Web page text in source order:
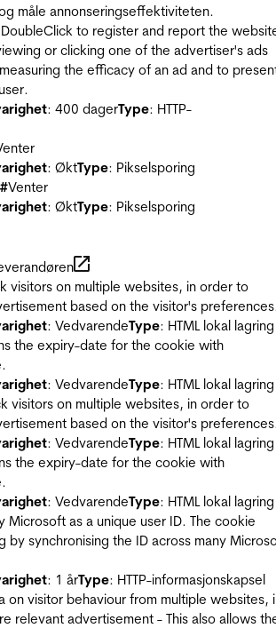
måle annonseringseffektiviteten.
to register and report the
or clicking one of the advertiser's ads
the efficacy of an ad and to
: 400 dagerType: HTTP-
: ØktType: Pikselsporing
Venter
: ØktType: Pikselsporing
visitors on multiple websites, in order to
based on the visitor's
: VedvarendeType: HTML lokal lagring
the expiry-date for the cookie with
: VedvarendeType: HTML lokal lagring
visitors on multiple websites, in order to
based on the visitor's
: VedvarendeType: HTML lokal lagring
the expiry-date for the cookie with
: VedvarendeType: HTML lokal lagring
Microsoft as a unique user ID. The cookie
by synchronising the ID across many
: 1 årType: HTTP-informasjonskapsel
on visitor behaviour from multiple websites,
relevant advertisement - This also allows